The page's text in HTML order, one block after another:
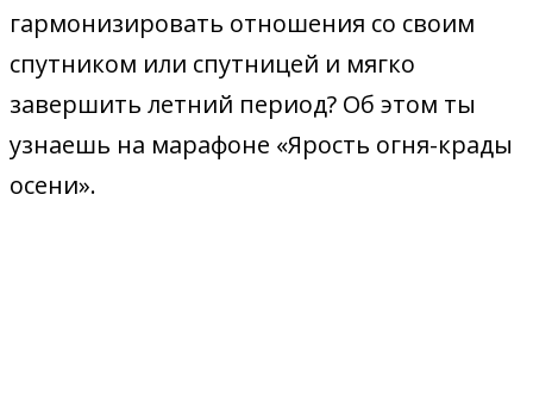
гармонизировать отношения со своим
спутником или спутницей и мягко
завершить летний период? Об этом ты
узнаешь на марафоне «Ярость огня-крады
осени».